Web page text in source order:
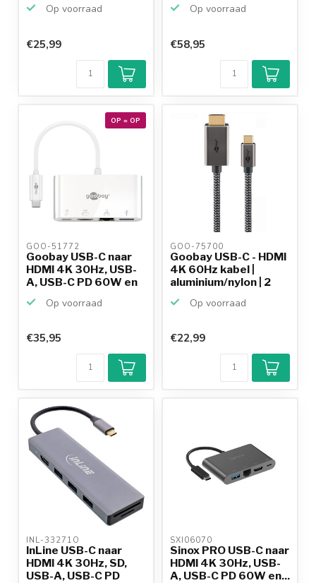
Op voorraad
€25,99
Op voorraad
€58,95
OP = OP
GOO-51772
Goobay USB-C naar
HDMI 4K 30Hz, USB-
A, USB-C PD 60W en
Op voorraad
€35,95
GOO-75700
Goobay USB-C - HDMI
4K 60Hz kabel |
aluminium/nylon | 2
Op voorraad
€22,99
INL-33271O
InLine USB-C naar
HDMI 4K 30Hz, SD,
USB-A, USB-C PD
SXI06070
Sinox PRO USB-C naar
HDMI 4K 30Hz, USB-
A, USB-C PD 60W en...